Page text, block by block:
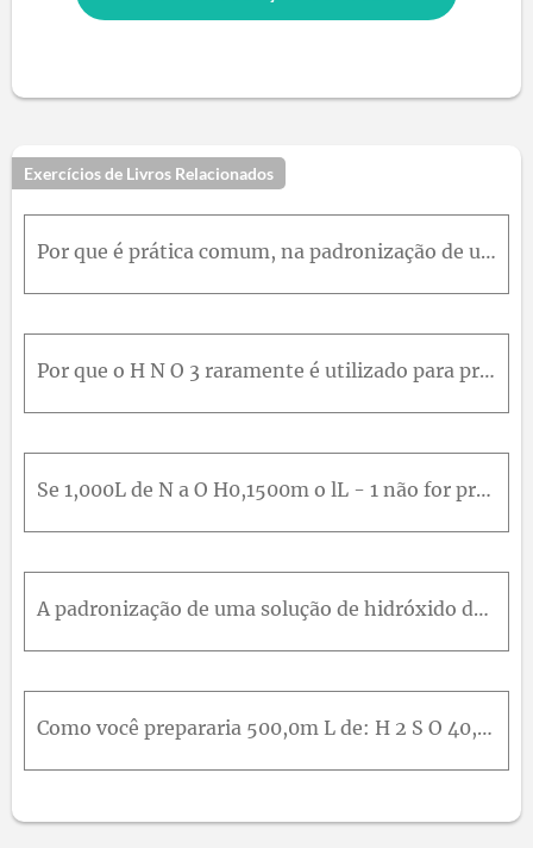
Exercícios de Livros Relacionados
Por que é prática comum, na padronização de um ácido com N a 2 C O 3 com um ácido, aquecer a solução até a ebulição nas proximidades do ponto de equivalência?
Por que o H N O 3 raramente é utilizado para preparar uma solução padrão ácida?
Se 1,000L de N a O H0,1500m o lL - 1 não for protegido do ar após a padronização e absorver 11,2m m o l de C O 2 , qual será sua nova molaridade após sua padronização contra uma solução de H C l padrã
A padronização de uma solução de hidróxido de sódio contra ftalato ácido de potássio (FAP) produziu os seguintes resultados:Calcular:a concentração molar média da base.o desvio padrão e o coeficiente
Como você prepararia 500,0m L de: H 2 S O 40,250m o lL - 1 a partir de um reagente de densidade 1,1539g / m L e que contém 21,8 % de H 2 S O 4( m / m ) ? N a O H0,30m o lL - 1 do sólido? N a 2 C O 30,